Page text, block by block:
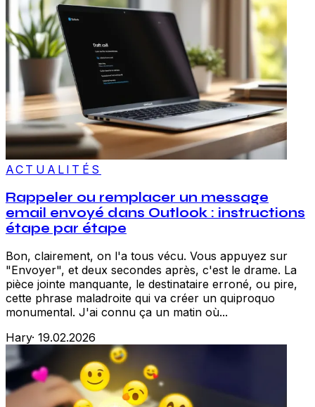
ACTUALITÉS
Rappeler ou remplacer un message
email envoyé dans Outlook : instructions
étape par étape
Bon, clairement, on l'a tous vécu. Vous appuyez sur
"Envoyer", et deux secondes après, c'est le drame. La
pièce jointe manquante, le destinataire erroné, ou pire,
cette phrase maladroite qui va créer un quiproquo
monumental. J'ai connu ça un matin où...
Hary· 19.02.2026